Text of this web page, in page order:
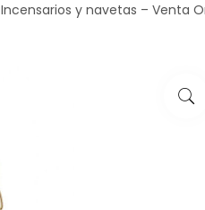
y navetas – Venta